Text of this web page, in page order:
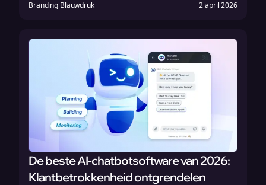
Branding Blauwdruk 2 april 2026
De beste AI-chatbotsoftware van 2026:
Klantbetrokkenheid ontgrendelen